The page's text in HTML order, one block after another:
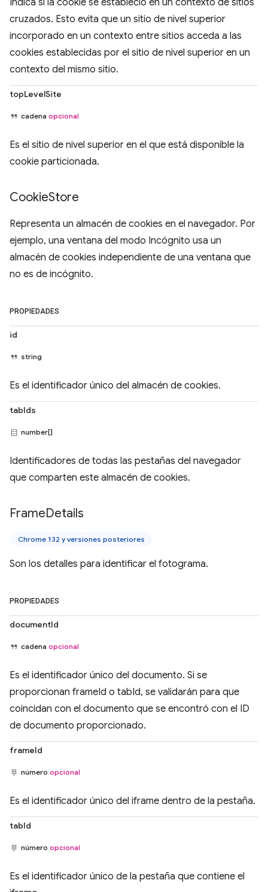
Indica si la cookie se estableció en un contexto de sitios
cruzados. Esto evita que un sitio de nivel superior
incorporado en un contexto entre sitios acceda a las
cookies establecidas por el sitio de nivel superior en un
contexto del mismo sitio.
topLevelSite
cadena opcional
Es el sitio de nivel superior en el que está disponible la
cookie particionada.
CookieStore
Representa un almacén de cookies en el navegador. Por
ejemplo, una ventana del modo Incógnito usa un
almacén de cookies independiente de una ventana que
no es de incógnito.
PROPIEDADES
id
string
Es el identificador único del almacén de cookies.
tabIds
number[]
Identificadores de todas las pestañas del navegador
que comparten este almacén de cookies.
FrameDetails
Chrome 132 y versiones posteriores
Son los detalles para identificar el fotograma.
PROPIEDADES
documentId
cadena opcional
Es el identificador único del documento. Si se
proporcionan frameId o tabId, se validarán para que
coincidan con el documento que se encontró con el ID
de documento proporcionado.
frameId
número opcional
Es el identificador único del iframe dentro de la pestaña.
tabId
número opcional
Es el identificador único de la pestaña que contiene el